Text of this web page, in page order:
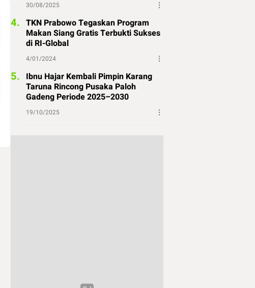
30/08/2025
4. TKN Prabowo Tegaskan Program
Makan Siang Gratis Terbukti Sukses
di RI-Global
4/01/2024
5. Ibnu Hajar Kembali Pimpin Karang
Taruna Rincong Pusaka Paloh
Gadeng Periode 2025–2030
19/10/2025